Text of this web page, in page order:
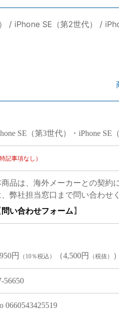
/ iPhone SE（第2世代） /
SE（第3世代）・iPhone SE
特記事項なし）
商品は、海外メーカーとの契約
、弊社担当窓口まで問い合わせ
問い合わせフォーム 】
円 （10％税込） （4,500円 （税抜） ）
56650
0660543425519